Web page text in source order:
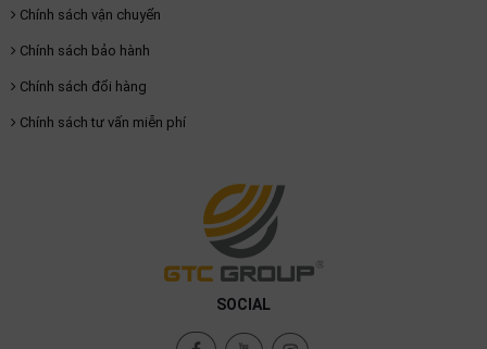
Chính sách vận chuyển
Chính sách bảo hành
Chính sách đổi hàng
Chính sách tư vấn miễn phí
SOCIAL